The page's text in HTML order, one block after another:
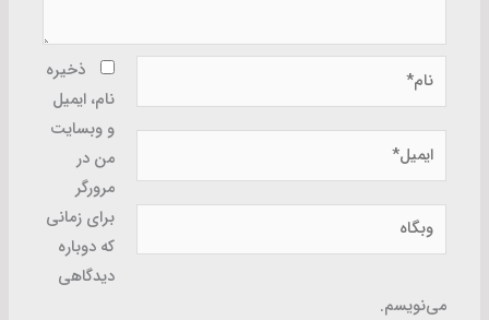
نام*
ایمیل*
وبگاه
ذخیره
نام، ایمیل
و وبسایت
من در
مرورگر
برای زمانی
که دوباره
دیدگاهی
می‌نویسم.